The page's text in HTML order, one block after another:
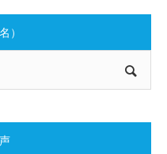
）